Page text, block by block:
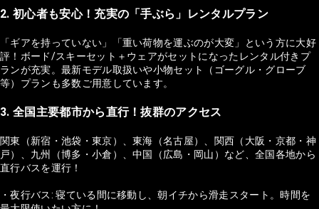
2. 初心者も安心！充実の「手ぶら」レンタルプラン
「ギアを持っていない」「重い荷物を運ぶのが大変」という方に大好
評！ボード/スキーセット＋ウェアがセットになったレンタル付きプ
ランが充実。最新モデル取扱いや小物セット（ゴーグル・グローブ
等）プランも多数ご用意しています。
3. 全国主要都市から直行！抜群のアクセス
関東（新宿・池袋・東京）、東海（名古屋）、関西（大阪・京都・神
戸）、九州（博多・小倉）、中国（広島・岡山）など、全国各地から
直行バスを運行！
・夜行バス: 寝ている間に移動し、朝イチから滑走スタート。時間を